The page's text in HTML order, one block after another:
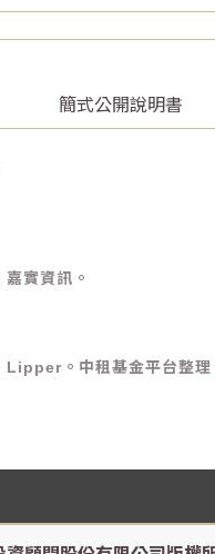
簡式公開說明書
實資訊。
Lipper。中租基金平台整理